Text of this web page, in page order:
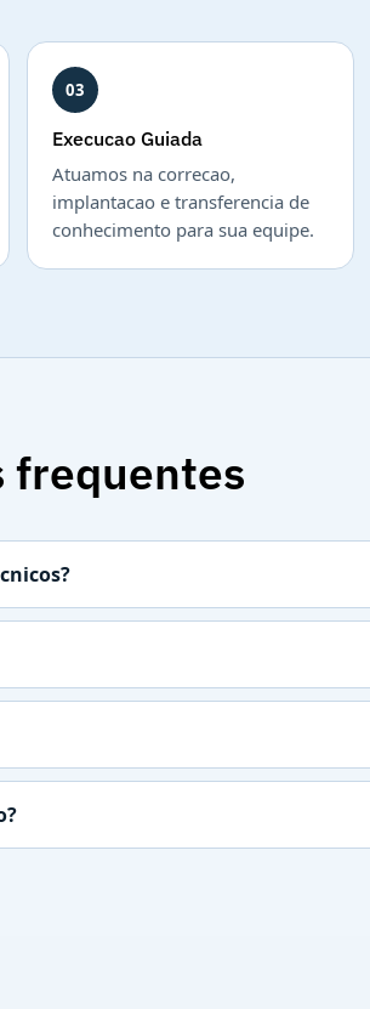
03
Execucao Guiada
Atuamos na correcao,
implantacao e transferencia de
conhecimento para sua equipe.
frequentes